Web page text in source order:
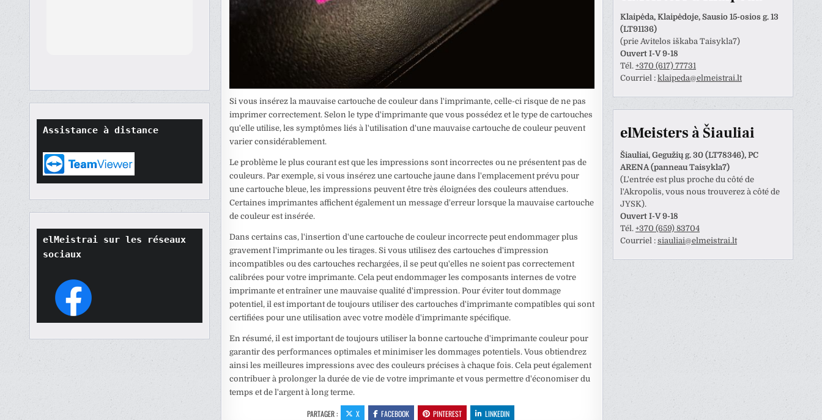
atliktas darbas.
Assistance à distance
elMeistrai sur les réseaux
sociaux
Si vous insérez la mauvaise cartouche de couleur dans l'imprimante, celle-ci risque de ne pas
imprimer correctement. Selon le type d'imprimante que vous possédez et le type de cartouches
qu'elle utilise, les symptômes liés à l'utilisation d'une mauvaise cartouche de couleur peuvent
varier considérablement.
Le problème le plus courant est que les impressions sont incorrectes ou ne présentent pas de
couleurs. Par exemple, si vous insérez une cartouche jaune dans l'emplacement prévu pour
une cartouche bleue, les impressions peuvent être très éloignées des couleurs attendues.
Certaines imprimantes affichent également un message d'erreur lorsque la mauvaise cartouche
de couleur est insérée.
Dans certains cas, l'insertion d'une cartouche de couleur incorrecte peut endommager plus
gravement l'imprimante ou les tirages. Si vous utilisez des cartouches d'impression
incompatibles ou des cartouches rechargées, il se peut qu'elles ne soient pas correctement
calibrées pour votre imprimante. Cela peut endommager les composants internes de votre
imprimante et entraîner une mauvaise qualité d'impression. Pour éviter tout dommage
potentiel, il est important de toujours utiliser des cartouches d'imprimante compatibles qui sont
certifiées pour une utilisation avec votre modèle d'imprimante spécifique.
En résumé, il est important de toujours utiliser la bonne cartouche d'imprimante couleur pour
garantir des performances optimales et minimiser les dommages potentiels. Vous obtiendrez
ainsi les meilleures impressions avec des couleurs précises à chaque fois. Cela peut également
contribuer à prolonger la durée de vie de votre imprimante et vous permettre d'économiser du
temps et de l'argent à long terme.
PARTAGER : X FACEBOOK PINTEREST LINKEDIN
Klaipėda, Klaipėdoje, Sausio 15-osios g. 13
(LT91136)
(prie Avitelos iškaba Taisykla7)
Ouvert I-V 9-18
Tél. +370 (617) 77731
Courriel : klaipeda@elmeistrai.lt
elMeisters à Šiauliai
Šiauliai, Gegužių g. 30 (LT78346), PC
ARENA (panneau Taisykla7)
(L'entrée est plus proche du côté de
l'Akropolis, vous nous trouverez à côté de
JYSK).
Ouvert I-V 9-18
Tél. +370 (659) 83704
Courriel : siauliai@elmeistrai.lt